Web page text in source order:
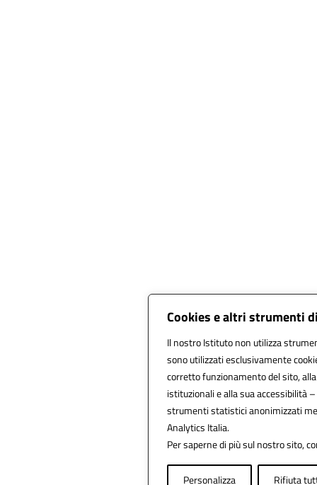
Cookies e altri strumenti
Il nostro Istituto non utilizza
sono utilizzati esclusivamente
corretto funzionamento del sito,
istituzionali e alla sua accessibilità
strumenti statistici anonimizzati
Analytics Italia.
Per saperne di più sul nostro sito,
Personalizza Rifiuta